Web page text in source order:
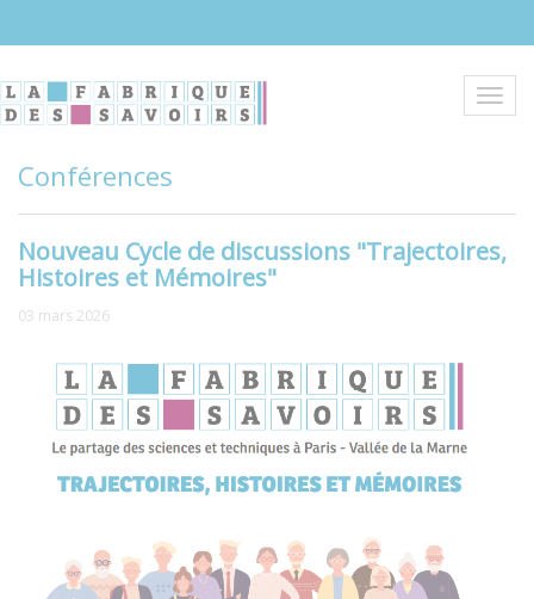
principal
Conférences
Nouveau Cycle de discussions "Trajectoires,
Histoires et Mémoires"
03 mars 2026